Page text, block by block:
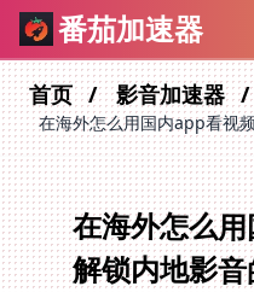
番茄加速器
首页 影音加速器
在海外怎么用国内app看视
在海外怎么
解锁内地影